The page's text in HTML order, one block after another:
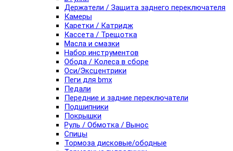
Держатели / Защита заднего переключателя
Камеры
Каретки / Катридж
Кассета / Трещотка
Масла и смазки
Набор инструментов
Обода / Колеса в сборе
Оси/Эксцентрики
Пеги для bmx
Педали
Передние и задние переключатели
Подшипники
Покрышки
Руль / Обмотка / Вынос
Спицы
Тормоза дисковые/ободные